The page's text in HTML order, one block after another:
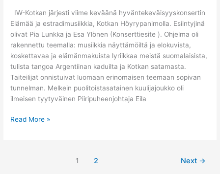
IW-Kotkan järjesti viime keväänä hyväntekeväisyyskonsertin
Elämää ja estradimusiikkia, Kotkan Höyrypanimolla. Esiintyjinä
olivat Pia Lunkka ja Esa Ylönen (Konserttiesite ). Ohjelma oli
rakennettu teemalla: musiikkia näyttämöiltä ja elokuvista,
koskettavaa ja elämänmakuista lyriikkaa meistä suomalaisista,
tulista tangoa Argentiinan kaduilta ja Kotkan satamasta.
Taiteilijat onnistuivat luomaan erinomaisen teemaan sopivan
tunnelman. Melkein puolitoistasatainen kuulijajoukko oli
ilmeisen tyytyväinen Piiripuheenjohtaja Eila
Read More »
1 2 Next →